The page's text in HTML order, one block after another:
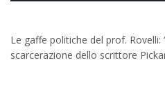
Le gaffe politiche del prof. Rovelli:
scarcerazione dello scrittore